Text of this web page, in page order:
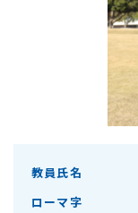
教員氏名
ローマ字